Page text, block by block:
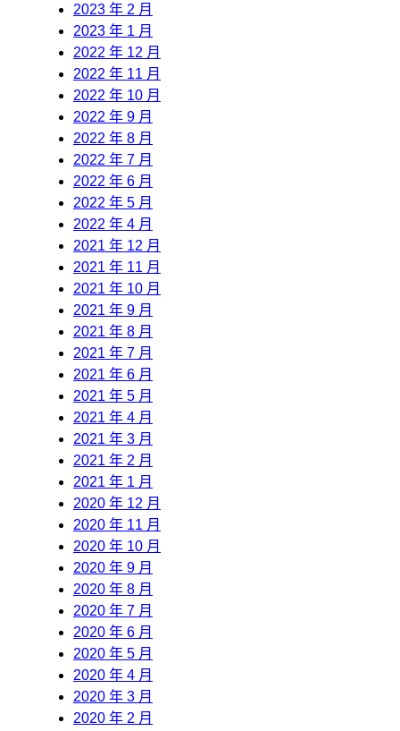
2023 年 2 月
2023 年 1 月
2022 年 12 月
2022 年 11 月
2022 年 10 月
2022 年 9 月
2022 年 8 月
2022 年 7 月
2022 年 6 月
2022 年 5 月
2022 年 4 月
2021 年 12 月
2021 年 11 月
2021 年 10 月
2021 年 9 月
2021 年 8 月
2021 年 7 月
2021 年 6 月
2021 年 5 月
2021 年 4 月
2021 年 3 月
2021 年 2 月
2021 年 1 月
2020 年 12 月
2020 年 11 月
2020 年 10 月
2020 年 9 月
2020 年 8 月
2020 年 7 月
2020 年 6 月
2020 年 5 月
2020 年 4 月
2020 年 3 月
2020 年 2 月